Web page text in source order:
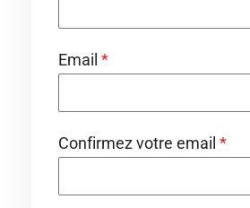
Email *
Confirmez votre email *